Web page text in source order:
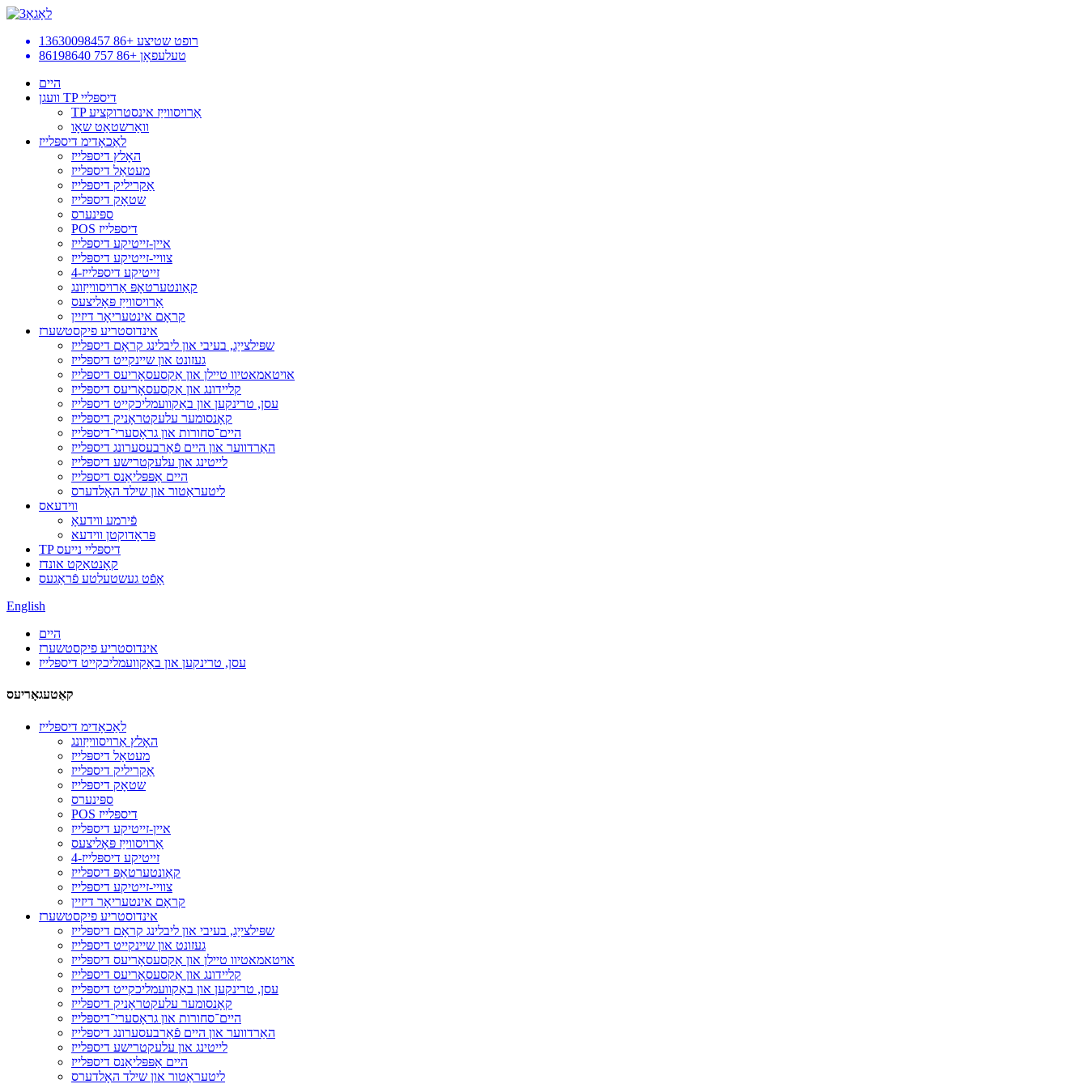
רופט שטיצע +86 13630098457
טעלעפאָן +86 757 86198640
היים
וועגן TP דיספּליי
TP אַרויסווייַז אינסטרוקציע
וואַרשטאַט שאָו
לאַכאָדימ דיספּלייז
האָלץ דיספּלייז
מעטאַל דיספּלייז
אַקריליק דיספּלייז
שטאָק דיספּלייז
ספּינערס
POS דיספּלייז
איין-זייטיקע דיספּלייז
צוויי-זייטיקע דיספּלייז
4-זייטיקע דיספּלייז
קאַונטערטאָפּ אַרויסווייַזונג
אַרויסווייַז פּאָליצעס
קראָם אינטעריאָר דיזיין
אינדוסטריע פיקסטשערז
שפּילצייַג, בעיבי און ליבלינג קראָם דיספּלייז
געזונט און שיינקייט דיספּלייז
אויטאמאטיוו טיילן און אַקסעסאָריעס דיספּלייז
קליידונג און אַקסעסאָריעס דיספּלייז
עסן, טרינקען און באַקוועמליכקייט דיספּלייז
קאָנסומער עלעקטראָניק דיספּלייז
היים־סחורות און גראָסערי־דיספּלייז
האַרדווער און היים פֿאַרבעסערונג דיספּלייז
לייטינג און עלעקטרישע דיספּלייז
היים אַפּפּליאַנס דיספּלייז
ליטעראַטור און שילד האָלדערס
ווידעאס
פֿירמע ווידעאָ
פּראָדוקטן ווידעא
TP דיספּליי נייעס
קאָנטאַקט אונדז
אָפֿט געשטעלטע פֿראַגעס
English
היים
אינדוסטריע פיקסטשערז
עסן, טרינקען און באַקוועמליכקייט דיספּלייז
קאַטעגאָריעס
לאַכאָדימ דיספּלייז
האָלץ אַרויסווייַזונג
מעטאַל דיספּלייז
אַקריליק דיספּלייז
שטאָק דיספּלייז
ספּינערס
POS דיספּלייז
איין-זייטיקע דיספּלייז
אַרויסווייַז פּאָליצעס
4-זייטיקע דיספּלייז
קאַונטערטאַפּ דיספּלייז
צוויי-זייטיקע דיספּלייז
קראָם אינטעריאָר דיזיין
אינדוסטריע פיקסטשערז
שפּילצייַג, בעיבי און ליבלינג קראָם דיספּלייז
געזונט און שיינקייט דיספּלייז
אויטאמאטיוו טיילן און אַקסעסאָריעס דיספּלייז
קליידונג און אַקסעסאָריעס דיספּלייז
עסן, טרינקען און באַקוועמליכקייט דיספּלייז
קאָנסומער עלעקטראָניק דיספּלייז
היים־סחורות און גראָסערי־דיספּלייז
האַרדווער און היים פֿאַרבעסערונג דיספּלייז
לייטינג און עלעקטרישע דיספּלייז
היים אַפּפּליאַנס דיספּלייז
ליטעראַטור און שילד האָלדערס